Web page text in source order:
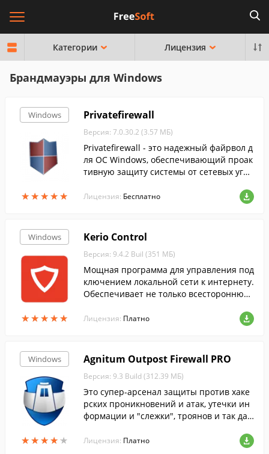
Категории Лицензия
Брандмауэры для Windows
Windows
★★★★★
★★★★★
Privatefirewall
Версия: 7.0.30.2 (3.57 МБ)
Privatefirewall - это надежный файрвол д
ля ОС Windows, обеспечивающий проак
тивную защиту системы от сетевых угро
Лицензия: Бесплатно
Windows
★★★★★
★★★★★
Kerio Control
Версия: 9.4.2 Buil (351 МБ)
Мощная программа для управления под
ключением локальной сети к интернету.
Обеспечивает не только всестороннюю
ает разнообразные фильтры, прокси, ра
боту по расписанию, полное управлени
P, удаленное администрирование.
Лицензия: Платно
Windows
★★★★★
★★★★★
Agnitum Outpost Firewall PRO
Версия: 9.3 Build (312.39 МБ)
Это супер-арсенал защиты против хаке
рских проникновений и атак, утечки ин
формации и "слежки", троянов и так дал
Лицензия: Платно